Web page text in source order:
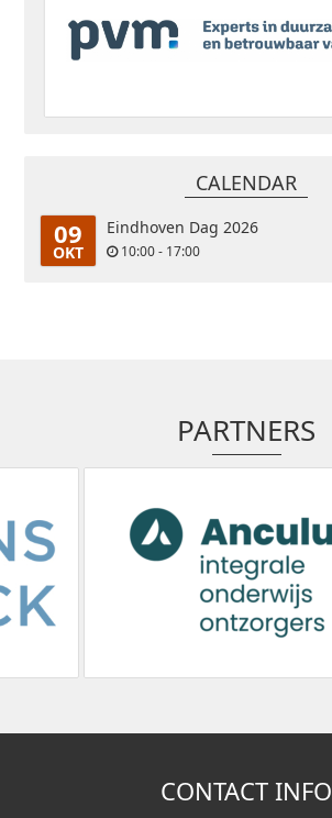
CALENDAR
09
OKT
Eindhoven Dag 2026
10:00 - 17:00
PARTNERS
CONTACT INFO